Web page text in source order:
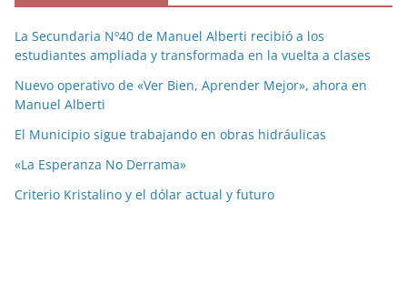
La Secundaria Nº40 de Manuel Alberti recibió a los
estudiantes ampliada y transformada en la vuelta a clases
Nuevo operativo de «Ver Bien, Aprender Mejor», ahora en
Manuel Alberti
El Municipio sigue trabajando en obras hidráulicas
«La Esperanza No Derrama»
Criterio Kristalino y el dólar actual y futuro